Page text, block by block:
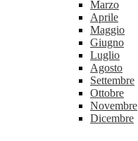
Marzo
Aprile
Maggio
Giugno
Luglio
Agosto
Settembre
Ottobre
Novembre
Dicembre